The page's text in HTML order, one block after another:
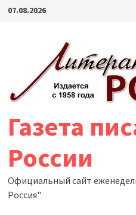
Перейти
07.08.2026
Газета
России
Официальный сайт
Россия"